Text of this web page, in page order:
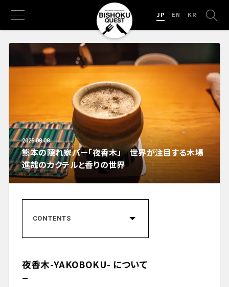
EN
JP KR
2025.08.08
熊本の隠れ家バー「夜香木」｜世界が注目する木場
進哉のカクテルと香りの世界
CONTENTS
BARの評価
夜香木-YAKOBOKU- について